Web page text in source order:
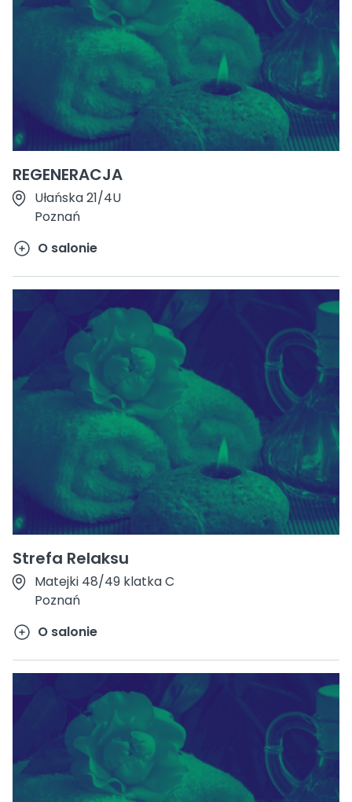
REGENERACJA
Ułańska 21/4U
Poznań
O salonie
Strefa Relaksu
Matejki 48/49 klatka C
Poznań
O salonie